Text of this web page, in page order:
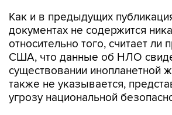
Как и в предыдущих
документах не содержится
относительно того, считает ли
США, что данные об НЛО
существовании инопланетной
также не указывается,
угрозу национальной